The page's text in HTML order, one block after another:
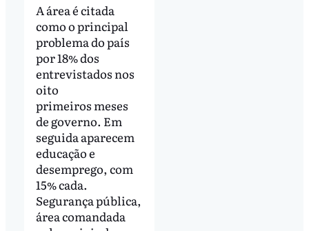
A área é citada
como o principal
problema do país
por 18% dos
entrevistados nos
oito
primeiros meses
de governo. Em
seguida aparecem
educação e
desemprego, com
15% cada.
Segurança pública,
área comandada